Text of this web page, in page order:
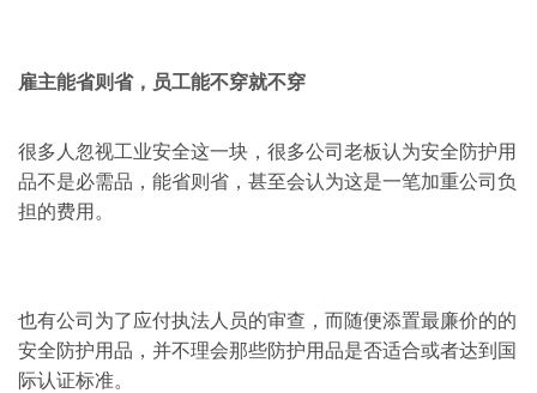
雇主能省则省，员工能不穿就不穿
很多人忽视工业安全这一块，很多公司老板认为安全防护用
品不是必需品，能省则省，甚至会认为这是一笔加重公司负
担的费用。
也有公司为了应付执法人员的审查，而随便添置最廉价的的
安全防护用品，并不理会那些防护用品是否适合或者达到国
际认证标准。